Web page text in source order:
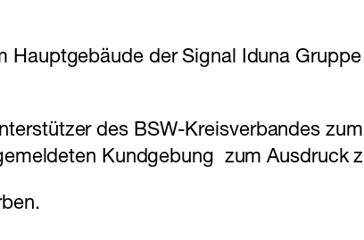
Hauptgebäude der Signal Iduna
des BSW-Kreisverbandes
Kundgebung zum Ausdruck